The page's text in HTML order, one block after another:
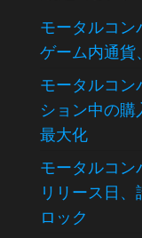
モータルコン
ゲーム内通貨
モータルコン
ション中の
最大化
モータルコン
リリース日
ロック